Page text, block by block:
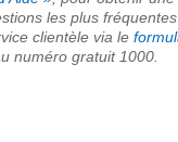
les plus
clientèle via le
numéro gratuit 1000.